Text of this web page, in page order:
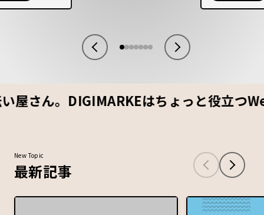
。DIGIMARKEはちょっと役立つWebノ
New Topic
最新記事